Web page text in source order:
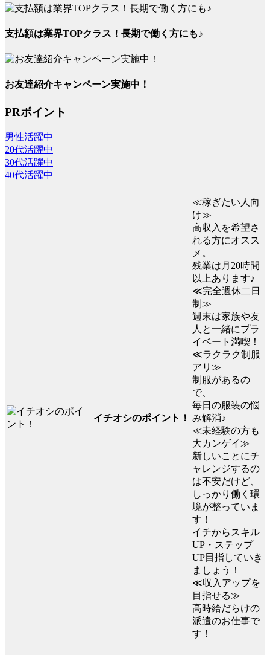
支払額は業界TOPクラス！長期で働く方にも♪
お友達紹介キャンペーン実施中！
PRポイント
男性活躍中
20代活躍中
30代活躍中
40代活躍中
イチオシのポイント！
≪稼ぎたい人向
け≫
高収入を希望さ
れる方にオスス
メ。
残業は月20時間
以上あります♪
≪完全週休二日
制≫
週末は家族や友
人と一緒にプラ
イベート満喫！
≪ラクラク制服
アリ≫
制服があるの
で、
毎日の服装の悩
み解消♪
≪未経験の方も
大カンゲイ≫
新しいことにチ
ャレンジするの
は不安だけど、
しっかり働く環
境が整っていま
す！
イチからスキル
UP・ステップ
UP目指していき
ましょう！
≪収入アップを
目指せる≫
高時給だらけの
派遣のお仕事で
す！